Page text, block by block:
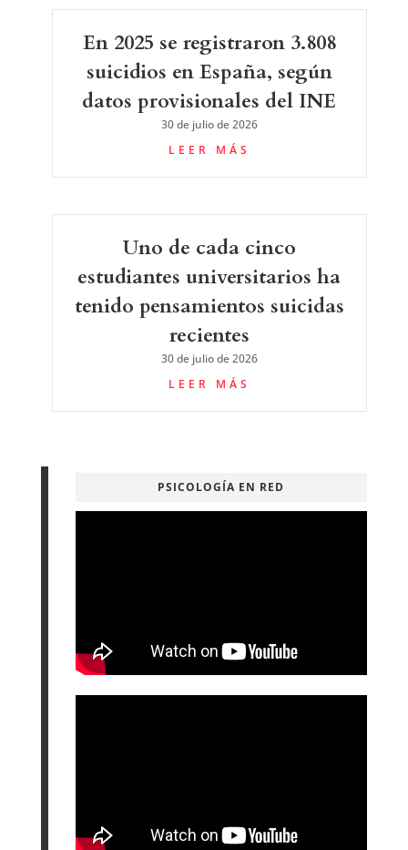
En 2025 se registraron 3.808
suicidios en España, según
datos provisionales del INE
30 de julio de 2026
LEER MÁS
Uno de cada cinco
estudiantes universitarios ha
tenido pensamientos suicidas
recientes
30 de julio de 2026
LEER MÁS
PSICOLOGÍA EN RED